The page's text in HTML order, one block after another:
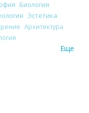
Биология
Эстетика
Архитектура
Еще